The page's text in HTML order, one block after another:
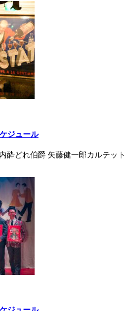
ジュール
酔どれ伯爵 矢藤健一郎カルテット